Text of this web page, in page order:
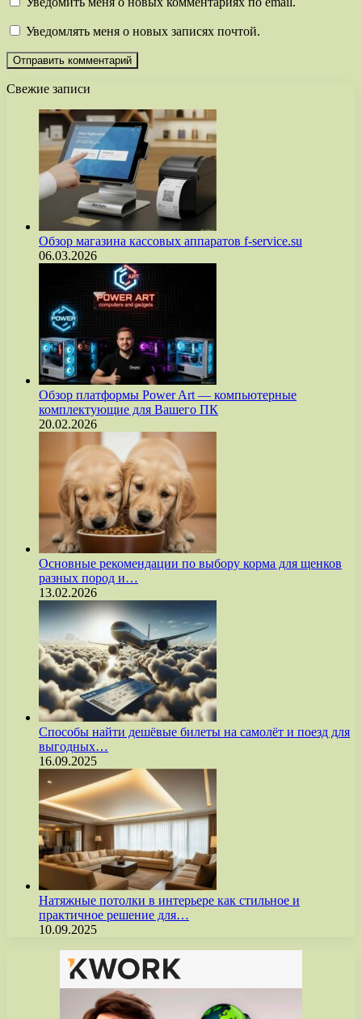
Уведомлять меня о новых записях почтой.
Свежие записи
Обзор магазина кассовых аппаратов f-service.su
06.03.2026
Обзор платформы Power Art — компьютерные
комплектующие для Вашего ПК
20.02.2026
Основные рекомендации по выбору корма для щенков
разных пород и…
13.02.2026
Способы найти дешёвые билеты на самолёт и поезд для
выгодных…
16.09.2025
Натяжные потолки в интерьере как стильное и
практичное решение для…
10.09.2025